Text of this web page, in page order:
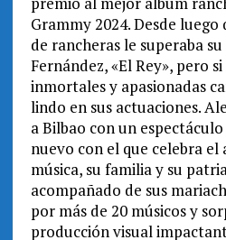
Grammy 2024. Desde
de rancheras le superaba
Fernández, «El Rey», pero
inmortales y apasionadas
lindo en sus actuaciones.
a Bilbao con un
nuevo con el que celebra
música, su familia y su
acompañado de sus
por más de 20 músicos y
producción visual